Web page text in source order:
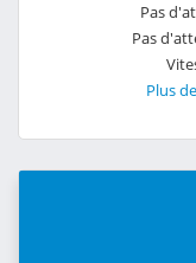
Pas
Pas
Plus